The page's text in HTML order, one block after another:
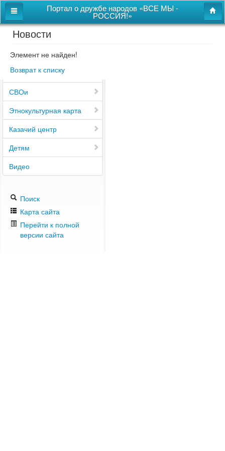
Портал о дружбе народов «ВСЕ МЫ -
РОССИЯ!»
Главная
Дом дружбы народов
Новости
СВОи
Этнокультурная карта
Казачий центр
Детям
Видео
Поиск
Карта сайта
Перейти к полной
версии сайта
Новости
Элемент не найден!
Возврат к списку